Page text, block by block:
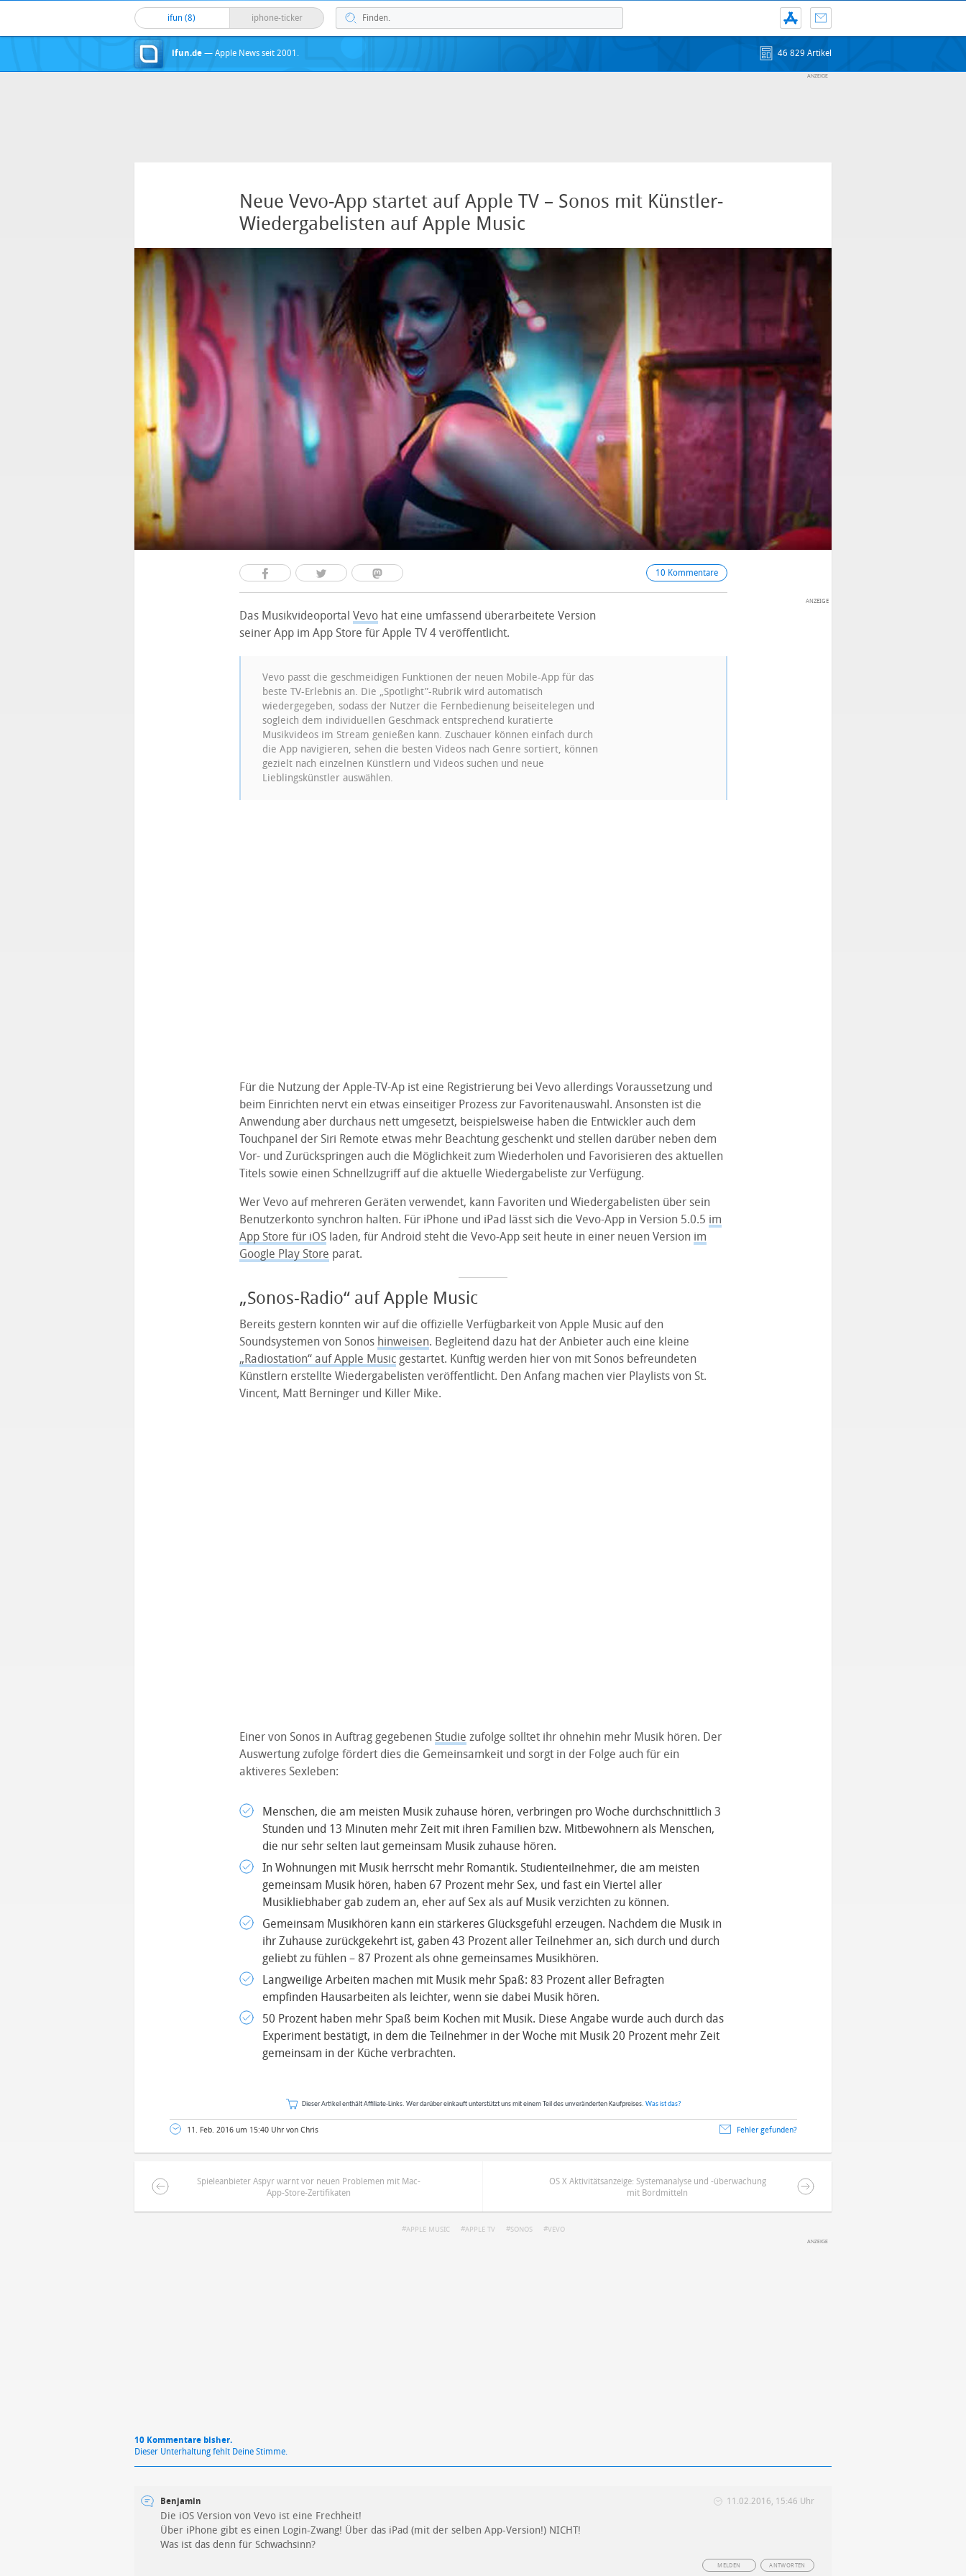
ifun (8) iphone-ticker
ifun.de — Apple News seit 2001. 46 829 Artikel
Neue Vevo-App startet auf Apple TV – Sonos mit Künstler-
Wiedergabelisten auf Apple Music
10 Kommentare
Das Musikvideoportal Vevohat eine umfassend überarbeitete Version
seiner App im App Store für Apple TV 4 veröffentlicht.
Vevo passt die geschmeidigen Funktionen der neuen Mobile-App für das
beste TV-Erlebnis an. Die „Spotlight”-Rubrik wird automatisch
wiedergegeben, sodass der Nutzer die Fernbedienung beiseitelegen und
sogleich dem individuellen Geschmack entsprechend kuratierte
Musikvideos im Stream genießen kann. Zuschauer können einfach durch
die App navigieren, sehen die besten Videos nach Genre sortiert, können
gezielt nach einzelnen Künstlern und Videos suchen und neue
Lieblingskünstler auswählen.
Für die Nutzung der Apple-TV-Ap ist eine Registrierung bei Vevo allerdings Voraussetzung und
beim Einrichten nervt ein etwas einseitiger Prozess zur Favoritenauswahl. Ansonsten ist die
Anwendung aber durchaus nett umgesetzt, beispielsweise haben die Entwickler auch dem
Touchpanel der Siri Remote etwas mehr Beachtung geschenkt und stellen darüber neben dem
Vor- und Zurückspringen auch die Möglichkeit zum Wiederholen und Favorisieren des aktuellen
Titels sowie einen Schnellzugriff auf die aktuelle Wiedergabeliste zur Verfügung.
Wer Vevo auf mehreren Geräten verwendet, kann Favoriten und Wiedergabelisten über sein
Benutzerkonto synchron halten. Für iPhone und iPad lässt sich die Vevo-App in Version 5.0.5 im
App Store für iOSladen, für Android steht die Vevo-App seit heute in einer neuen Version im
Google Play Store parat.
„Sonos-Radio“ auf Apple Music
Bereits gestern konnten wir auf die offizielle Verfügbarkeit von Apple Music auf den
Soundsystemen von Sonos hinweisen. Begleitend dazu hat der Anbieter auch eine kleine
„Radiostation“ auf Apple Musicgestartet. Künftig werden hier von mit Sonos befreundeten
Künstlern erstellte Wiedergabelisten veröffentlicht. Den Anfang machen vier Playlists von St.
Vincent, Matt Berninger und Killer Mike.
Einer von Sonos in Auftrag gegebenen Studie zufolge solltet ihr ohnehin mehr Musik hören. Der
Auswertung zufolge fördert dies die Gemeinsamkeit und sorgt in der Folge auch für ein
aktiveres Sexleben:
Menschen, die am meisten Musik zuhause hören, verbringen pro Woche durchschnittlich 3
Stunden und 13 Minuten mehr Zeit mit ihren Familien bzw. Mitbewohnern als Menschen,
die nur sehr selten laut gemeinsam Musik zuhause hören.
In Wohnungen mit Musik herrscht mehr Romantik. Studienteilnehmer, die am meisten
gemeinsam Musik hören, haben 67 Prozent mehr Sex, und fast ein Viertel aller
Musikliebhaber gab zudem an, eher auf Sex als auf Musik verzichten zu können.
Gemeinsam Musikhören kann ein stärkeres Glücksgefühl erzeugen. Nachdem die Musik in
ihr Zuhause zurückgekehrt ist, gaben 43 Prozent aller Teilnehmer an, sich durch und durch
geliebt zu fühlen – 87 Prozent als ohne gemeinsames Musikhören.
Langweilige Arbeiten machen mit Musik mehr Spaß: 83 Prozent aller Befragten
empfinden Hausarbeiten als leichter, wenn sie dabei Musik hören.
50 Prozent haben mehr Spaß beim Kochen mit Musik. Diese Angabe wurde auch durch das
Experiment bestätigt, in dem die Teilnehmer in der Woche mit Musik 20 Prozent mehr Zeit
gemeinsam in der Küche verbrachten.
Dieser Artikel enthält Affiliate-Links. Wer darüber einkauft unterstützt uns mit einem Teil des unveränderten Kaufpreises. Was ist das?
11. Feb. 2016 um 15:40 Uhr von Chris Fehler gefunden?
DEINE ANMERKUNG ZUM ARTIKEL
Spieleanbieter Aspyr warnt vor neuen Problemen mit Mac-
App-Store-Zertifikaten
OS X Aktivitätsanzeige: Systemanalyse und -überwachung
mit Bordmitteln
APPLE MUSIC APPLE TV SONOS VEVO
10 Kommentare bisher.
Dieser Unterhaltung fehlt Deine Stimme.
Benjamin 11.02.2016, 15:46 Uhr
Die iOS Version von Vevo ist eine Frechheit!
Über iPhone gibt es einen Login-Zwang! Über das iPad (mit der selben App-Version!) NICHT!
Was ist das denn für Schwachsinn?
ANTWORTEN
MELDEN